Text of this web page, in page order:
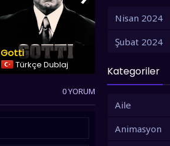
Gotti
Türkçe Dublaj Türkçe Dublaj
0 YORUM
1993
1991
Nisan 2024
Şubat 2024
Kategoriler
Aile
Animasyon